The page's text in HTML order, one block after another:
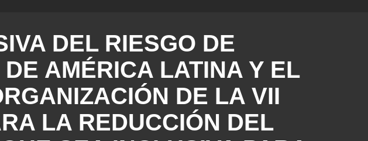
DEL RIESGO DE
AMÉRICA LATINA Y EL
DE LA VII
LA REDUCCIÓN DEL